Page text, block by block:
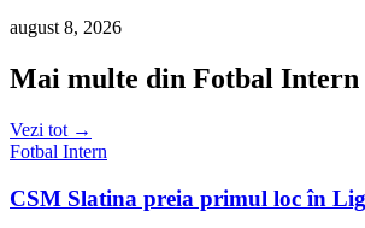
august 8, 2026
Mai multe din Fotbal Intern
Vezi tot →
Fotbal Intern
CSM Slatina preia primul loc în